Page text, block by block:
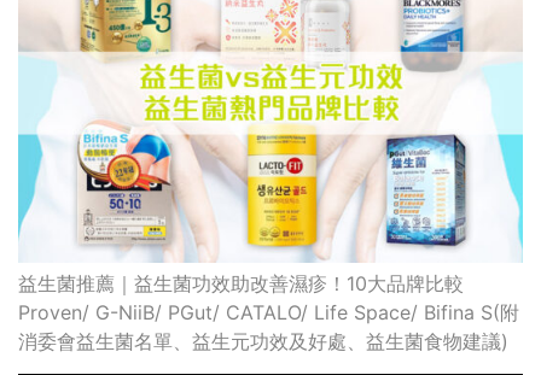
益生菌推薦｜益生菌功效助改善濕疹！10大品牌比較
Proven/ G-NiiB/ PGut/ CATALO/ Life Space/ Bifina S(附
消委會益生菌名單、益生元功效及好處、益生菌食物建議)